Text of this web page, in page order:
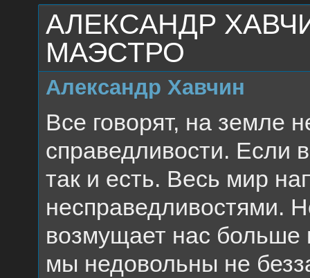
АЛЕКСАНДР
МАЭСТРО
Александр Хавчин
Все говорят, на земле
справедливости. Если
так и есть. Весь мир
несправедливостями.
возмущает нас больше
мы недовольны не